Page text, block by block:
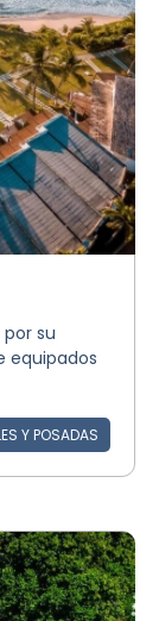
su
equipados
Y POSADAS